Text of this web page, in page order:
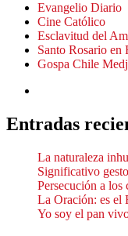
Evangelio Diario
Cine Católico
Esclavitud del
Santo Rosario en
Gospa Chile
Entradas
La naturaleza
Significativo
Persecución a
La Oración: es el
Yo soy el pan